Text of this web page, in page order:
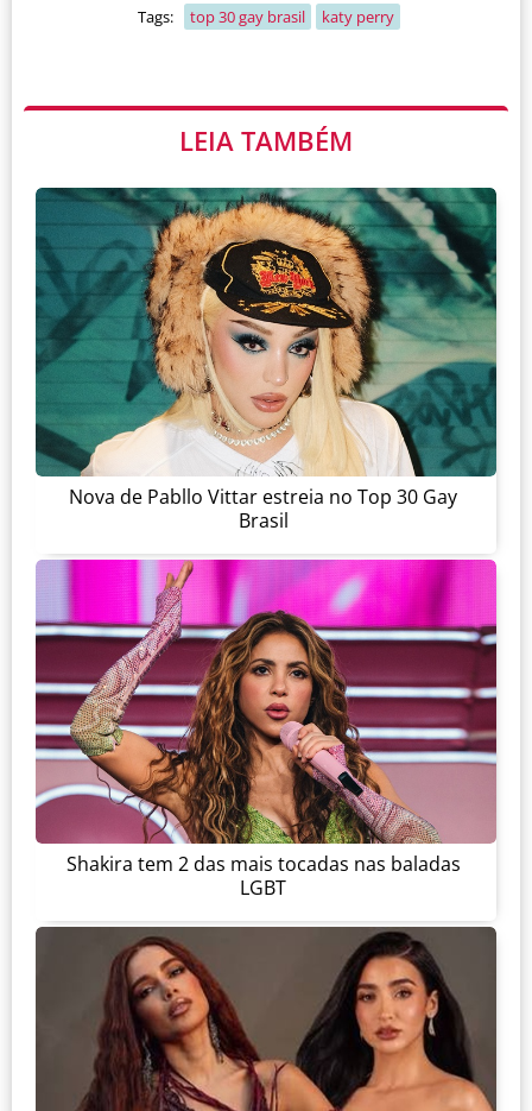
Tags: top 30 gay brasil katy perry
LEIA TAMBÉM
Nova de Pabllo Vittar estreia no Top 30 Gay
Brasil
Shakira tem 2 das mais tocadas nas baladas
LGBT